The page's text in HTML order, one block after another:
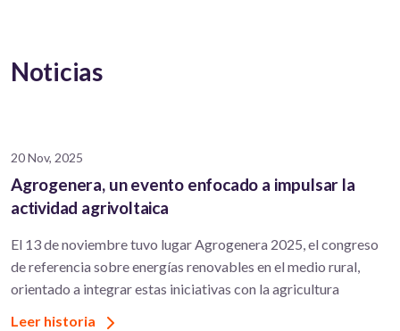
Noticias
20 Nov, 2025
Agrogenera, un evento enfocado a impulsar la
actividad agrivoltaica
El 13 de noviembre tuvo lugar Agrogenera 2025, el congreso
de referencia sobre energías renovables en el medio rural,
orientado a integrar estas iniciativas con la agricultura
Leer historia